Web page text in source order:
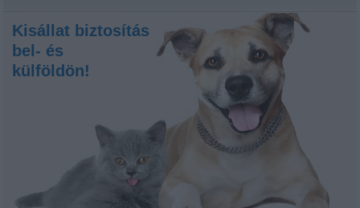
Kisállat biztosítás
bel- és
külföldön!